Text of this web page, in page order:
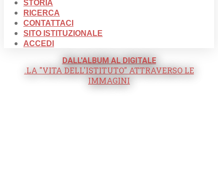
STORIA
RICERCA
CONTATTACI
SITO ISTITUZIONALE
ACCEDI
DALL'ALBUM AL DIGITALE
.LA "VITA DELL'ISTITUTO" ATTRAVERSO LE
IMMAGINI